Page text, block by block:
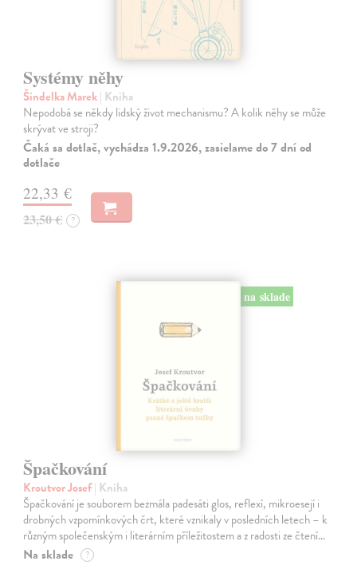
Systémy něhy
Šindelka Marek| Kniha
Nepodobá se někdy lidský život mechanismu? A kolik něhy se může
skrývat ve stroji?
Čaká sa dotlač, vychádza 1.9.2026, zasielame do 7 dní od
dotlače
22,33 €
23,50 € ?
na sklade
Špačkování
Kroutvor Josef| Kniha
Špačkování je souborem bezmála padesáti glos, reflexí, mikroesejí i
drobných vzpomínkových črt, které vznikaly v posledních letech – k
různým společenským i literárním příležitostem a z radosti ze čtení…
Na sklade ?